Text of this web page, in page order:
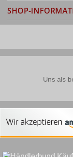
SHOP-
Uns als